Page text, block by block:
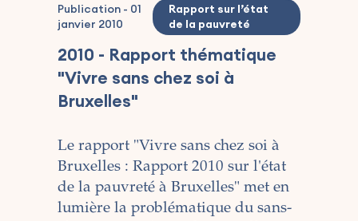
2010 - Rapport thématique
"Vivre sans chez soi à
Bruxelles"
Publication - 01
janvier 2010
Rapport sur l’état
de la pauvreté
Le rapport "Vivre sans chez soi à
Bruxelles : Rapport 2010 sur l'état
de la pauvreté à Bruxelles" met en
lumière la problématique du sans-